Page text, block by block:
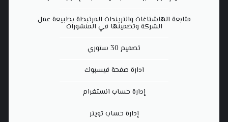
متابعة الهاشتاغات والتريندات المرتبطة بطبيعة عمل
الشركة وتضمينها في المنشورات
تصميم 30 ستوري
ادارة صفحة فيسبوك
إدارة حساب انستغرام
إدارة حساب تويتر